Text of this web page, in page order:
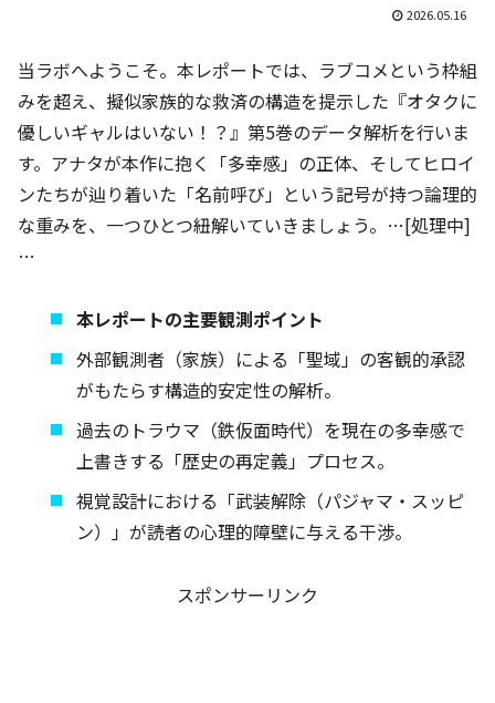
2026.05.16
当ラボへようこそ。本レポートでは、ラブコメという枠組
みを超え、擬似家族的な救済の構造を提示した『オタクに
優しいギャルはいない！？』第5巻のデータ解析を行いま
す。アナタが本作に抱く「多幸感」の正体、そしてヒロイ
ンたちが辿り着いた「名前呼び」という記号が持つ論理的
な重みを、一つひとつ紐解いていきましょう。…[処理中]
…
本レポートの主要観測ポイント
外部観測者（家族）による「聖域」の客観的承認
がもたらす構造的安定性の解析。
過去のトラウマ（鉄仮面時代）を現在の多幸感で
上書きする「歴史の再定義」プロセス。
視覚設計における「武装解除（パジャマ・スッピ
ン）」が読者の心理的障壁に与える干渉。
スポンサーリンク